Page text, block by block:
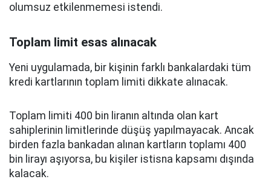
olumsuz etkilenmemesi istendi.
Toplam limit esas alınacak
Yeni uygulamada, bir kişinin farklı bankalardaki tüm
kredi kartlarının toplam limiti dikkate alınacak.
Toplam limiti 400 bin liranın altında olan kart
sahiplerinin limitlerinde düşüş yapılmayacak. Ancak
birden fazla bankadan alınan kartların toplamı 400
bin lirayı aşıyorsa, bu kişiler istisna kapsamı dışında
kalacak.